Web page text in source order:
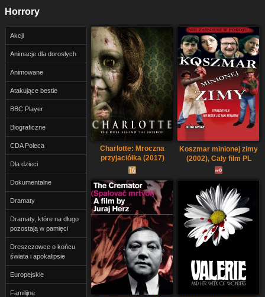
Horrory
Akcji
Animacje dla dorosłych
Animowane
Atakujące bestie
BBC Player
Biograficzne
CDA Poleca
Dla dzieci
Dokumentalne
Dramaty
Dramaty, które na długo
pozostają w pamięci
Dreszczowce o końcu
świata i apokalipsie
Europejskie
Familijne
Charlotte: Mroczna
przyjaciółka (2017)
Lektor PL
Koszmar minionej zimy
(2002), Cały film PL